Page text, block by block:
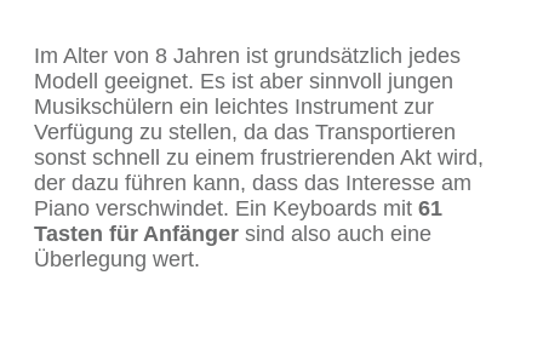
Im Alter von 8 Jahren ist grundsätzlich jedes
Modell geeignet. Es ist aber sinnvoll jungen
Musikschülern ein leichtes Instrument zur
Verfügung zu stellen, da das Transportieren
sonst schnell zu einem frustrierenden Akt wird,
der dazu führen kann, dass das Interesse am
Piano verschwindet. Ein Keyboards mit 61
Tasten für Anfänger sind also auch eine
Überlegung wert.